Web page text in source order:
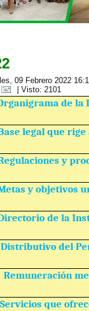
09 Febrero 2022
| Visto: 2101
de la
legal que
y
y objetivos
de la
Distributivo del
Remuneración
Servicios que